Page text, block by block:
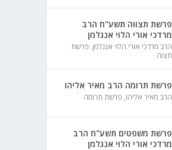
פרשת תצווה תשע"ח הרב
מרדכי אורי הלוי אנגלמן
הרב מרדכי אורי הלוי אנגלמן, פרשת
תצוה
פרשת תרומה הרב מאיר אליהו
הרב מאיר אליהו, פרשת תרומה
פרשת משפטים תשע"ח הרב
מרדכי אורי הלוי אנגלמן